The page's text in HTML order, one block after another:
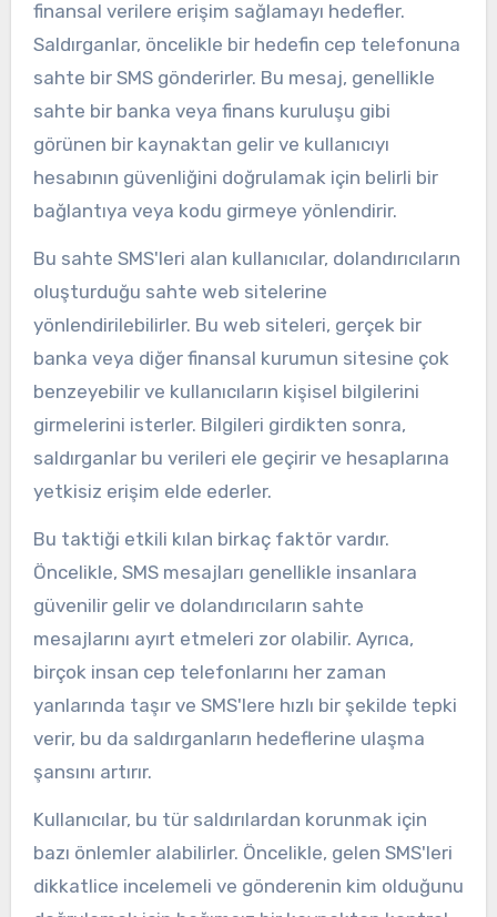
finansal verilere erişim sağlamayı hedefler.
Saldırganlar, öncelikle bir hedefin cep telefonuna
sahte bir SMS gönderirler. Bu mesaj, genellikle
sahte bir banka veya finans kuruluşu gibi
görünen bir kaynaktan gelir ve kullanıcıyı
hesabının güvenliğini doğrulamak için belirli bir
bağlantıya veya kodu girmeye yönlendirir.
Bu sahte SMS'leri alan kullanıcılar, dolandırıcıların
oluşturduğu sahte web sitelerine
yönlendirilebilirler. Bu web siteleri, gerçek bir
banka veya diğer finansal kurumun sitesine çok
benzeyebilir ve kullanıcıların kişisel bilgilerini
girmelerini isterler. Bilgileri girdikten sonra,
saldırganlar bu verileri ele geçirir ve hesaplarına
yetkisiz erişim elde ederler.
Bu taktiği etkili kılan birkaç faktör vardır.
Öncelikle, SMS mesajları genellikle insanlara
güvenilir gelir ve dolandırıcıların sahte
mesajlarını ayırt etmeleri zor olabilir. Ayrıca,
birçok insan cep telefonlarını her zaman
yanlarında taşır ve SMS'lere hızlı bir şekilde tepki
verir, bu da saldırganların hedeflerine ulaşma
şansını artırır.
Kullanıcılar, bu tür saldırılardan korunmak için
bazı önlemler alabilirler. Öncelikle, gelen SMS'leri
dikkatlice incelemeli ve gönderenin kim olduğunu